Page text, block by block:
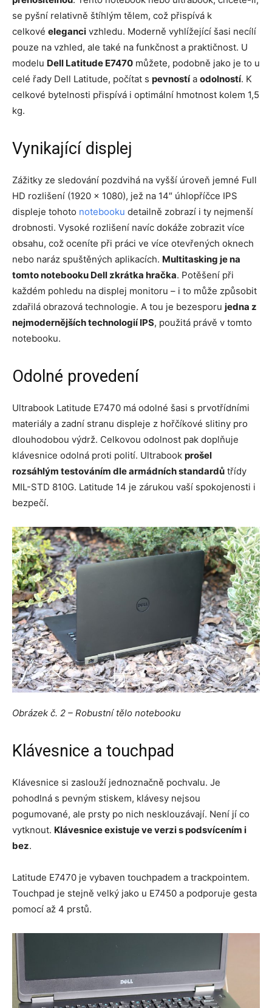
se pyšní relativně štíhlým tělem, což přispívá k
celkové eleganci vzhledu. Moderně vyhlížející šasi necílí
pouze na vzhled, ale také na funkčnost a praktičnost. U
modelu Dell Latitude E7470 můžete, podobně jako je to u
celé řady Dell Latitude, počítat s pevnostía odolností. K
celkové bytelnosti přispívá i optimální hmotnost kolem 1,5
kg.
Vynikající displej
Zážitky ze sledování pozdvihá na vyšší úroveň jemné Full
HD rozlišení (1920 x 1080), jež na 14″ úhlopříčce IPS
displeje tohoto notebooku detailně zobrazí i ty nejmenší
drobnosti. Vysoké rozlišení navíc dokáže zobrazit více
obsahu, což oceníte při práci ve více otevřených oknech
nebo naráz spuštěných aplikacích. Multitasking je na
tomto notebooku Dell zkrátka hračka. Potěšení při
každém pohledu na displej monitoru – i to může způsobit
zdařilá obrazová technologie. A tou je bezesporu jedna z
nejmodernějších technologií IPS, použitá právě v tomto
notebooku.
Odolné provedení
Ultrabook Latitude E7470 má odolné šasi s prvotřídními
materiály a zadní stranu displeje z hořčíkové slitiny pro
dlouhodobou výdrž. Celkovou odolnost pak doplňuje
klávesnice odolná proti polití. Ultrabook prošel
rozsáhlým testováním dle armádních standardů třídy
MIL-STD 810G. Latitude 14 je zárukou vaší spokojenosti i
bezpečí.
Obrázek č. 2 – Robustní tělo notebooku
Klávesnice a touchpad
Klávesnice si zaslouží jednoznačně pochvalu. Je
pohodlná s pevným stiskem, klávesy nejsou
pogumované, ale prsty po nich nesklouzávají. Není jí co
vytknout. Klávesnice existuje ve verzi s podsvícením i
bez.
Latitude E7470 je vybaven touchpadem a trackpointem.
Touchpad je stejně velký jako u E7450 a podporuje gesta
pomocí až 4 prstů.